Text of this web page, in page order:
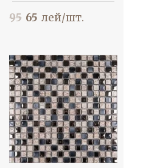
95 65 лей/шт.